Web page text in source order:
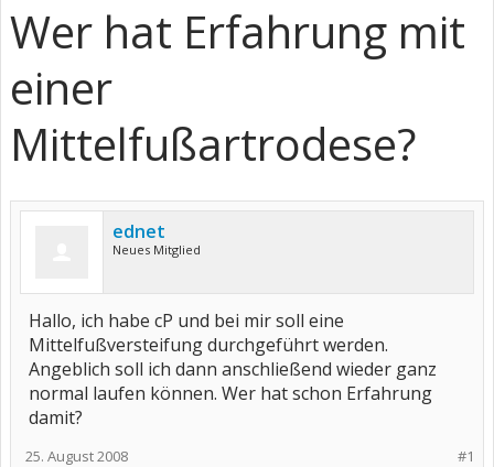
Wer hat Erfahrung mit
einer
Mittelfußartrodese?
ednet
Neues Mitglied
Hallo, ich habe cP und bei mir soll eine
Mittelfußversteifung durchgeführt werden.
Angeblich soll ich dann anschließend wieder ganz
normal laufen können. Wer hat schon Erfahrung
damit?
#1
25. August 2008